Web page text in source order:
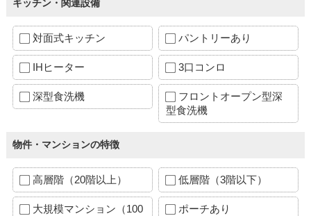
キッチン・関連設備
対面式キッチン パントリーあり
IHヒーター 3口コンロ
深型食洗機
フロントオープン型深
型食洗機
物件・マンションの特徴
高層階（20階以上） 低層階（3階以下）
大規模マンション（100
ポーチあり